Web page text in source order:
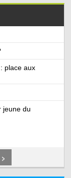
place aux
jeune du
>